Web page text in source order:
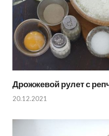
Дрожжевой рулет с
20.12.2021